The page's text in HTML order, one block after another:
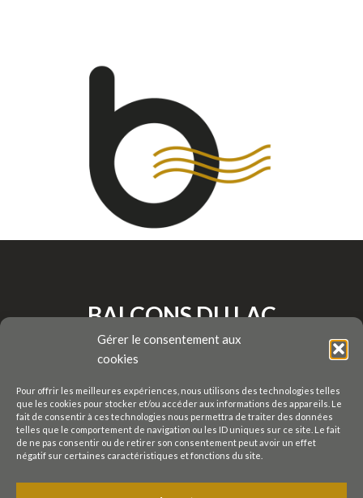
Gérer le consentement aux
cookies
Pour offrir les meilleures expériences, nous utilisons des technologies telles
que les cookies pour stocker et/ou accéder aux informations des appareils. Le
fait de consentir à ces technologies nous permettra de traiter des données
telles que le comportement de navigation ou les ID uniques sur ce site. Le fait
de ne pas consentir ou de retirer son consentement peut avoir un effet
négatif sur certaines caractéristiques et fonctions du site.
BALCONS DU LAC
BIENVENUE
RESTAURANT PANORAMIQUE
SELF-SERVICE ACTUALITÉS